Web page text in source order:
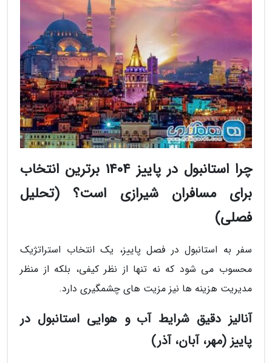
چرا استانبول در پاییز 1404 برترین انتخاب
برای مسافران شیرازی است؟ (تحلیل
فصلی)
سفر به استانبول در فصل پاییز، یک انتخاب استراتژیک
محسوب می شود که نه تنها از نظر کیفی، بلکه از منظر
مدیریت هزینه ها نیز مزیت های چشمگیری دارد.
آنالیز دقیق شرایط آب و هوایی استانبول در
پاییز (مهر، آبان، آذر)